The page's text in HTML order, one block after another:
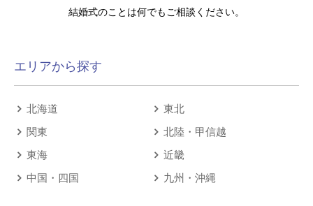
結婚式のことは何でもご相談ください。
エリアから探す
北海道
東北
関東
北陸・甲信越
東海
近畿
中国・四国
九州・沖縄